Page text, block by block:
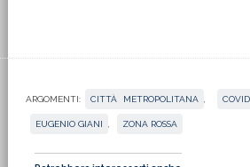
ARGOMENTI: CITTÀ METROPOLITANA
EUGENIO GIANI ZONA ROSSA